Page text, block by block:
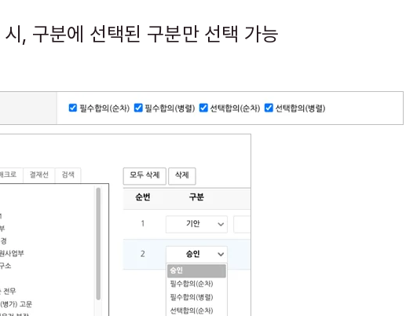
, 구분에 선택된 구분만 선택 가능